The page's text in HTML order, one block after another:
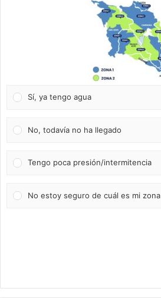
Sí, ya tengo agua
No, todavía no ha llegado
Tengo poca presión/intermitencia
No estoy seguro de cuál es mi zona